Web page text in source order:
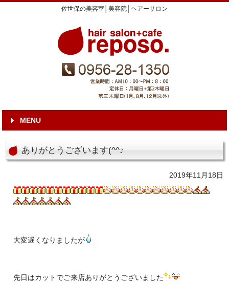
佐世保の美容室│美容院│ヘアーサロン
MENU
ありがとうございます(^^♪
2019年11月18日
大変遅くなりましたが
先日はカットでご来店ありがとうございました